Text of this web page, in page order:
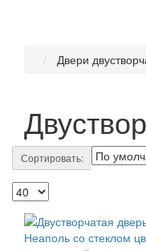
Двери
Сортировать: